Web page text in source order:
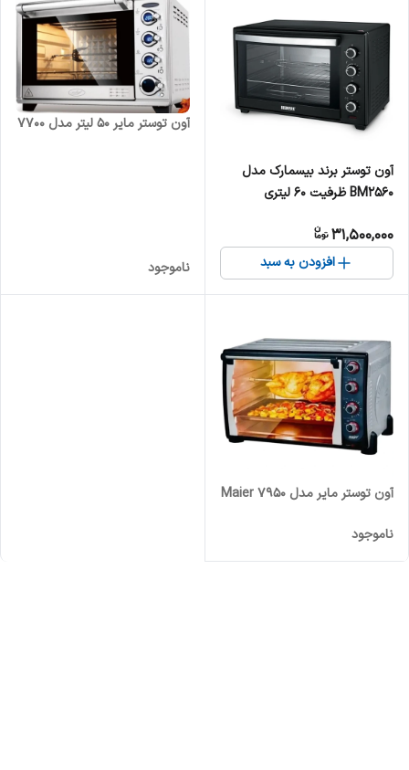
آون توستر برند بیسمارک مدل
BM2560 ظرفیت 60 لیتری
31,500,000
افزودن به سبد
آون توستر مایر 50 لیتر مدل 7700
ناموجود
آون توستر مایر مدل Maier 7950
ناموجود